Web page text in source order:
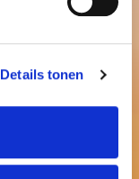
Details tonen